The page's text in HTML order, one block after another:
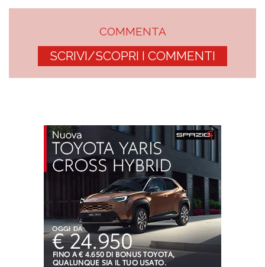
COMMENTA
SCRIVI/SCOPRI I COMMENTI